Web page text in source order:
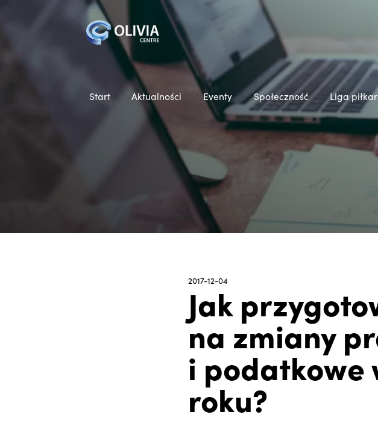
Start Aktualności Eventy Społeczność Liga
2017-12-04
Jak
na zmiany
i podatkowe
roku?